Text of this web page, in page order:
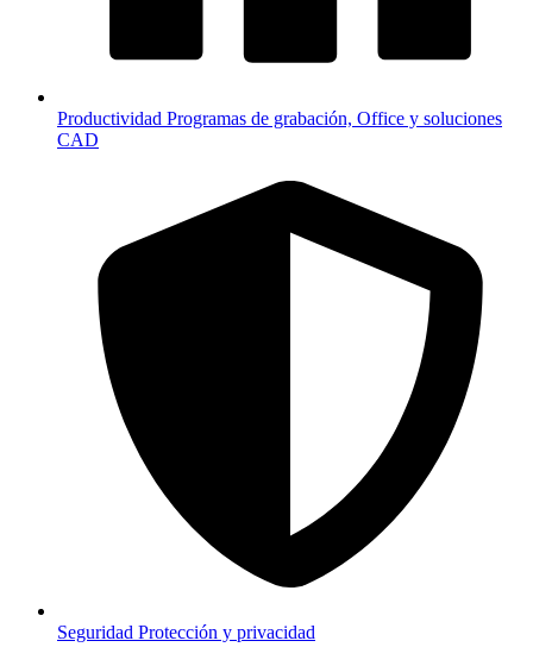
Productividad Programas de grabación, Office y soluciones
CAD
Seguridad Protección y privacidad